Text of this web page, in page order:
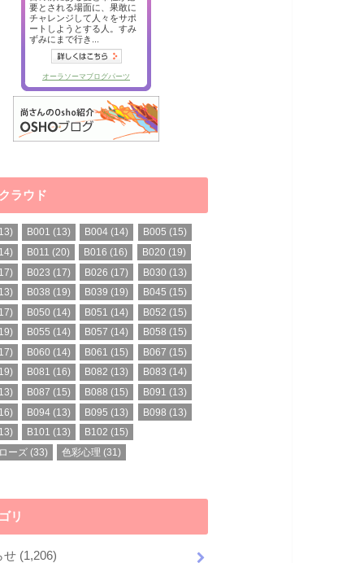
ラウド
B001 (13) B004 (14) B005 (15)
B011 (20) B016 (16) B020 (19)
B023 (17) B026 (17) B030 (13)
B038 (19) B039 (19) B045 (15)
B050 (14) B051 (14) B052 (15)
B055 (14) B057 (14) B058 (15)
B060 (14) B061 (15) B067 (15)
B081 (16) B082 (13) B083 (14)
B087 (15) B088 (15) B091 (13)
B094 (13) B095 (13) B098 (13)
B101 (13) B102 (15)
ーズ (33) 色彩心理 (31)
リ
せ (1,206)